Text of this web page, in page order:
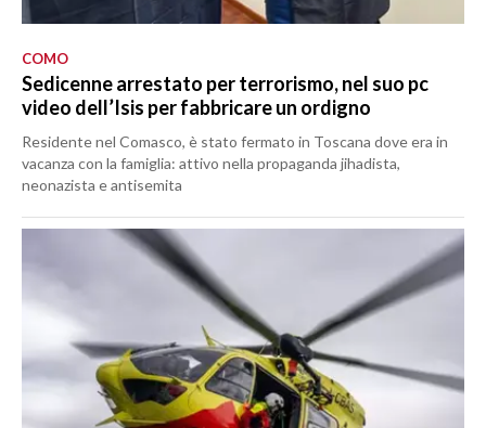
COMO
Sedicenne arrestato per terrorismo, nel suo pc
video dell’Isis per fabbricare un ordigno
Residente nel Comasco, è stato fermato in Toscana dove era in
vacanza con la famiglia: attivo nella propaganda jihadista,
neonazista e antisemita